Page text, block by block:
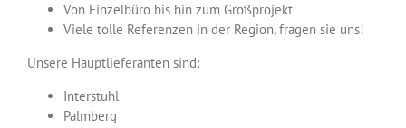
Von Einzelbüro bis hin zum Großprojekt
Viele tolle Referenzen in der Region, fragen sie uns!
Unsere Hauptlieferanten sind:
Interstuhl
Palmberg